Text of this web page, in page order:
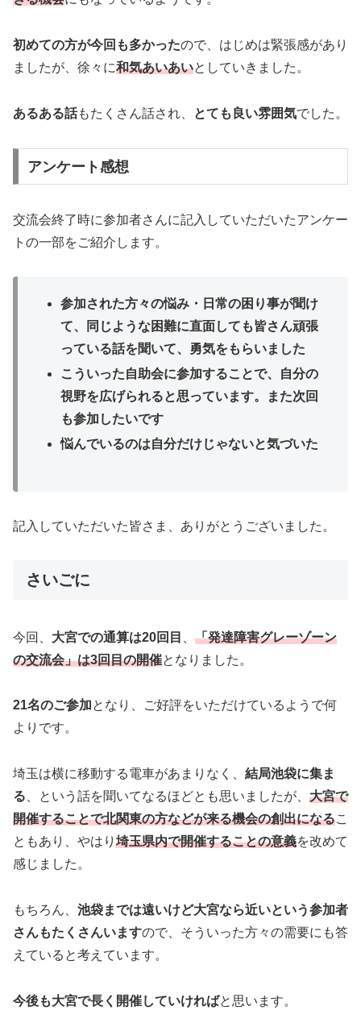
初めての方が今回も多かったので、はじめは緊張感があり
ましたが、徐々に和気あいあいとしていきました。
あるある話もたくさん話され、 とても良い雰囲気でした。
アンケート感想
交流会終了時に参加者さんに記入していただいたアンケー
トの一部をご紹介します。
参加された方々の悩み・日常の困り事が聞け
て、同じような困難に直面しても皆さん頑張
っている話を聞いて、勇気をもらいました
こういった自助会に参加することで、自分の
視野を広げられると思っています。また次回
も参加したいです
悩んでいるのは自分だけじゃないと気づいた
記入していただいた皆さま、ありがとうございました。
さいごに
今回、 大宮での通算は20回目
「発達障害グレーゾーン
の交流会」は3回目の開催となりました。
21名のご参加 となり、ご好評をいただけているようで何
よりです。
埼玉は横に移動する電車があまりなく、 結局池袋に集ま
る 、という話を聞いてなるほどとも思いましたが、 大宮で
開催することで北関東の方などが来る機会の創出になるこ
ともあり、やはり 埼玉県内で開催することの意義を改めて
感じました。
もちろん、 池袋までは遠いけど大宮なら近いという参加者
さんもたくさんいますので、そういった方々の需要にも答
えていると考えています。
今後も大宮で長く開催していければと思います。